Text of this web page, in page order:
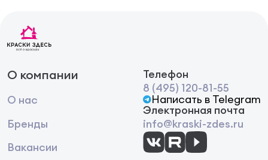
Средство быстро сохнет и легко удаляется нитро
растворителем. Удалять придется только лишние
пятна, которые могут образоваться при
свойством ретуши, которое проявляется на
дереве, является его защита от атмосферных
факторов. Влагостойкость важна, поскольку
молекулы воды катализируют процессы гниения.
Ретушь предотвращает развитие этого
Применение
О компании
О нас
Бренды
Вакансии
Телефон
8 (495) 120-81-55
Написать в Telegram
Электронная почта
info@kraski-zdes.ru